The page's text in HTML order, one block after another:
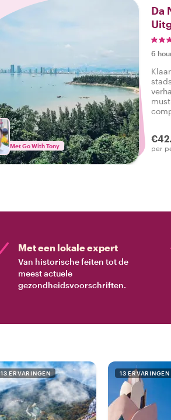
Met Go With Tony
Da
6
per
Met een lokale expert
Van historische feiten tot de
meest actuele
gezondheidsvoorschriften.
13 ERVARINGEN 13 ERVARINGEN